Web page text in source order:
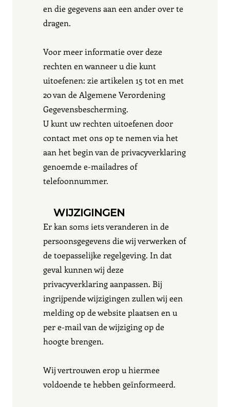
en die gegevens aan een ander over te
dragen.
Voor meer informatie over deze
rechten en wanneer u die kunt
uitoefenen: zie artikelen 15 tot en met
20 van de Algemene Verordening
Gegevensbescherming.
U kunt uw rechten uitoefenen door
contact met ons op te nemen via het
aan het begin van de privacyverklaring
genoemde e-mailadres of
telefoonnummer.
WIJZIGINGEN
Er kan soms iets veranderen in de
persoonsgegevens die wij verwerken of
de toepasselijke regelgeving. In dat
geval kunnen wij deze
privacyverklaring aanpassen. Bij
ingrijpende wijzigingen zullen wij een
melding op de website plaatsen en u
per e-mail van de wijziging op de
hoogte brengen.
Wij vertrouwen erop u hiermee
voldoende te hebben geïnformeerd.